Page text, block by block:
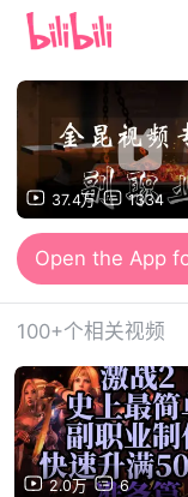
37.4万 1334
100+个相关视频
2.0万 6